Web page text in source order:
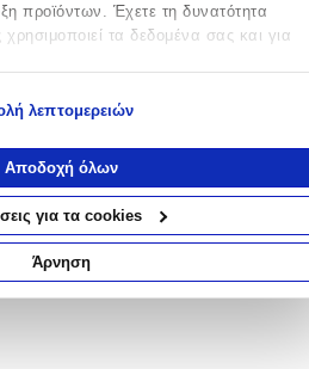
προϊόντων. Έχετε τη δυνατότητα
τα δεδομένα σας και για
επίσης:
να είναι ακριβείς σε απόσταση
συσκευή σας σαρώνοντας ενεργά για
(δακτυλικό αποτύπωμα)
με τον τρόπο επεξεργασίας των
καθορίστε τις προτιμήσεις σας
στιγμή από τη Δήλωση Cookies.
λεπτομερειών
Αποδοχή όλων
για τα cookies
Άρνηση